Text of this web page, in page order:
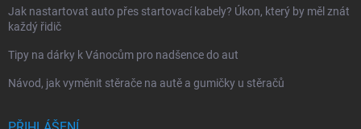
Jak nastartovat auto přes startovací kabely? Úkon, který by měl znát
každý řidič
Tipy na dárky k Vánocům pro nadšence do aut
Návod, jak vyměnit stěrače na autě a gumičky u stěračů